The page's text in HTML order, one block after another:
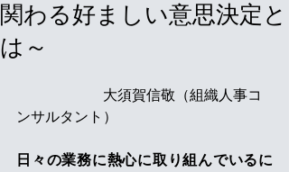
関わる好ましい意思決定と
は～
大須賀信敬（組織人事コ
ンサルタント）
日々の業務に熱心に取り組んでいるに